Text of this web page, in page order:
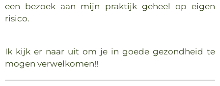
een bezoek aan mijn praktijk geheel op eigen
risico.
Ik kijk er naar uit om je in goede gezondheid te
mogen verwelkomen!!